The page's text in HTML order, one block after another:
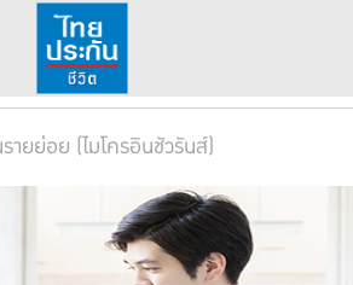
ายย่อย (ไมโครอินชัวรันส์)